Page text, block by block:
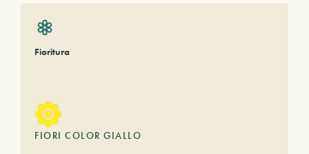
Fioritura
FIORI COLOR GIALLO